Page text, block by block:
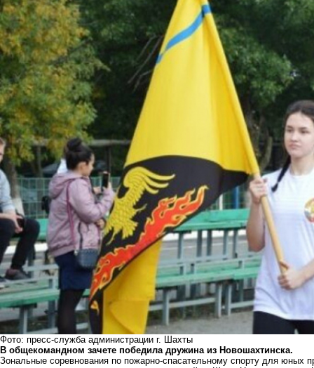
Фото: пресс-служба администрации г. Шахты
В общекомандном зачете победила дружина из Новошахтинска.
Зональные соревнования по пожарно-спасательному спорту для